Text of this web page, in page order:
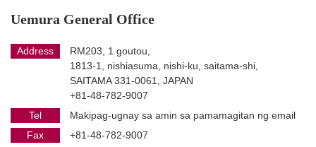
Uemura General Office
Address
RM203, 1 goutou,
1813-1, nishiasuma, nishi-ku, saitama-shi,
SAITAMA 331-0061, JAPAN
+81-48-782-9007
Tel
Makipag-ugnay sa amin sa pamamagitan ng email
Fax
+81-48-782-9007